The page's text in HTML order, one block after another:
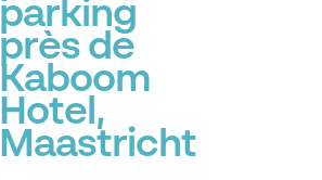
parking
près de
Kaboom
Hotel,
Maastricht